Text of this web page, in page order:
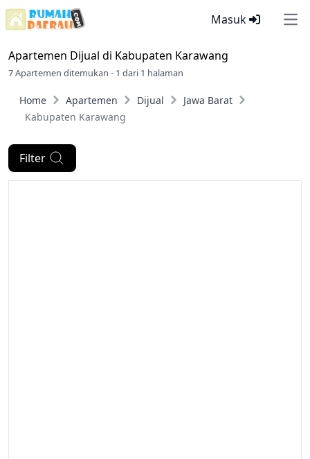
Masuk
Apartemen Dijual di Kabupaten Karawang
7 Apartemen ditemukan - 1 dari 1 halaman
Home Apartemen Dijual
Jawa Barat
Kabupaten Karawang
Filter